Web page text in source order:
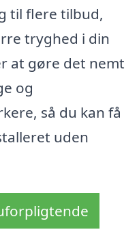
til flere tilbud,
tryghed i din
at gøre det nemt
og
så du kan få
uden